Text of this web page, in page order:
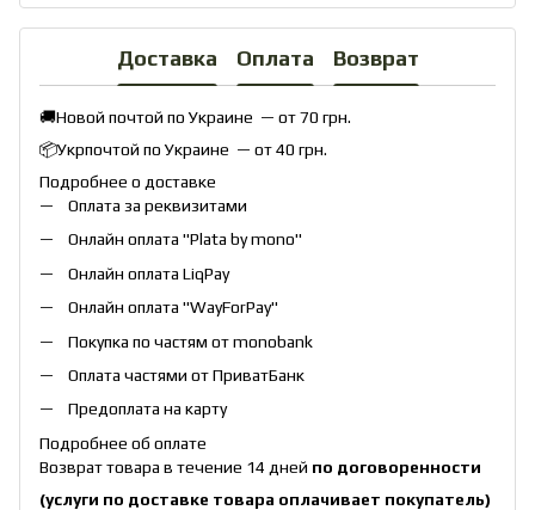
Доставка Оплата Возврат
🚚Новой почтой по Украине — от 70 грн.
📦Укрпочтой по Украине — от 40 грн.
Подробнее о доставке
Оплата за реквизитами
Онлайн оплата "Plata by mono"
Онлайн оплата LiqPay
Онлайн оплата "WayForPay"
Покупка по частям от monobank
Оплата частями от ПриватБанк
Предоплата на карту
Подробнее об оплате
Возврат товара в течение 14 дней по договоренности
(услуги по доставке товара оплачивает покупатель)